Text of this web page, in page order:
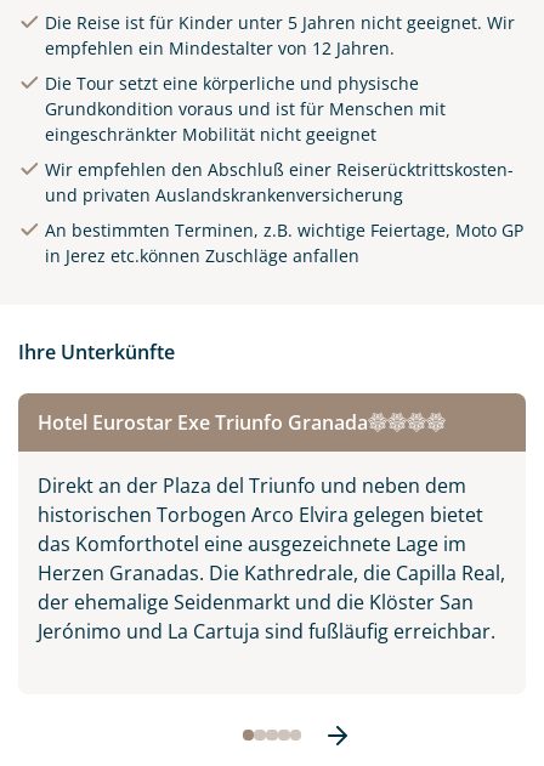
Alhambra in Granada,
Spanien
stock.adobe.com
Die Reise ist für Kinder unter 5 Jahren nicht geeignet. Wir
empfehlen ein Mindestalter von 12 Jahren.
Die Tour setzt eine körperliche und physische
Grundkondition voraus und ist für Menschen mit
eingeschränkter Mobilität nicht geeignet
Wir empfehlen den Abschluß einer Reiserücktrittskosten-
und privaten Auslandskrankenversicherung
An bestimmten Terminen, z.B. wichtige Feiertage, Moto GP
in Jerez etc.können Zuschläge anfallen
Ihre Unterkünfte
Hotel Eurostar Exe Triunfo Granada
Direkt an der Plaza del Triunfo und neben dem
historischen Torbogen Arco Elvira gelegen bietet
das Komforthotel eine ausgezeichnete Lage im
Herzen Granadas. Die Kathredrale, die Capilla Real,
der ehemalige Seidenmarkt und die Klöster San
Jerónimo und La Cartuja sind fußläufig erreichbar.